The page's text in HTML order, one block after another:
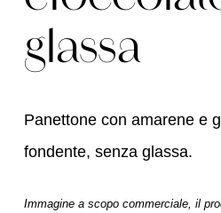
glassa
Panettone con amarene e
fondente, senza glassa.
Immagine a scopo commerciale, il